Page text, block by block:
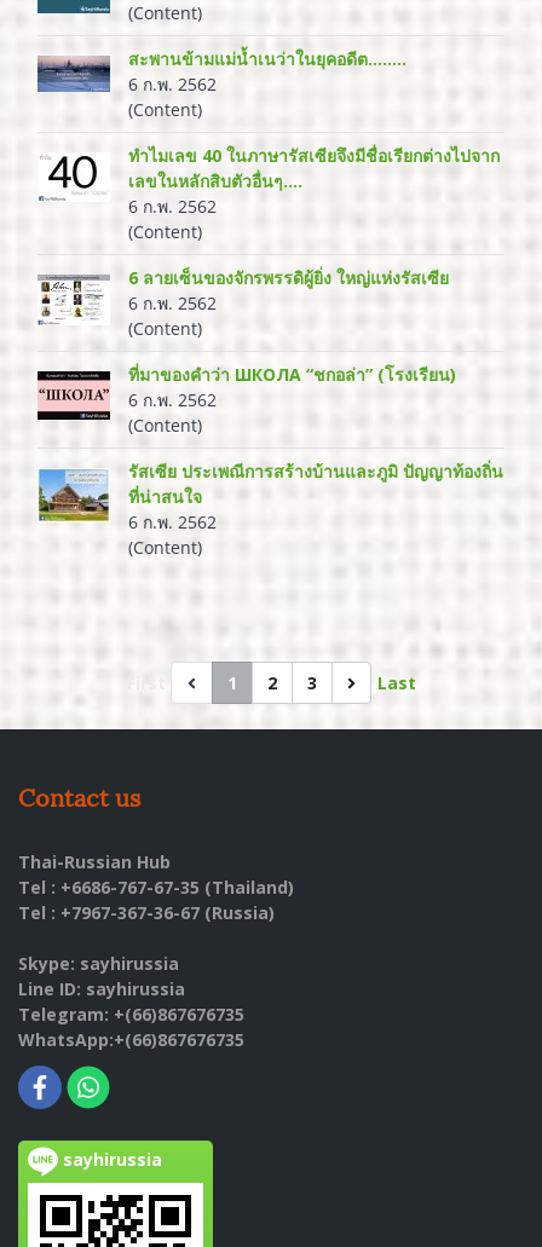
(Content)
สะพานข้ามแม่น้ำเนว่าในยุคอดีต……..
6 ก.พ. 2562
(Content)
ทำไมเลข 40 ในภาษารัสเซียจึงมีชื่อเรียกต่างไปจาก
เลขในหลักสิบตัวอื่นๆ....
6 ก.พ. 2562
(Content)
6 ลายเซ็นของจักรพรรดิผู้ยิ่ง ใหญ่แห่งรัสเซีย
6 ก.พ. 2562
(Content)
ที่มาของคำว่า ШКОЛА “ชกอล่า” (โรงเรียน)
6 ก.พ. 2562
(Content)
รัสเซีย ประเพณีการสร้างบ้านและภูมิ ปัญญาท้องถิ่น
ที่น่าสนใจ
6 ก.พ. 2562
(Content)
1 2 3 Last
Contact us
Thai-Russian Hub
Tel : +6686-767-67-35 (Thailand)
Tel : +7967-367-36-67 (Russia)
Skype: sayhirussia
Line ID: sayhirussia
Telegram: +(66)867676735
WhatsApp:+(66)867676735
sayhirussia